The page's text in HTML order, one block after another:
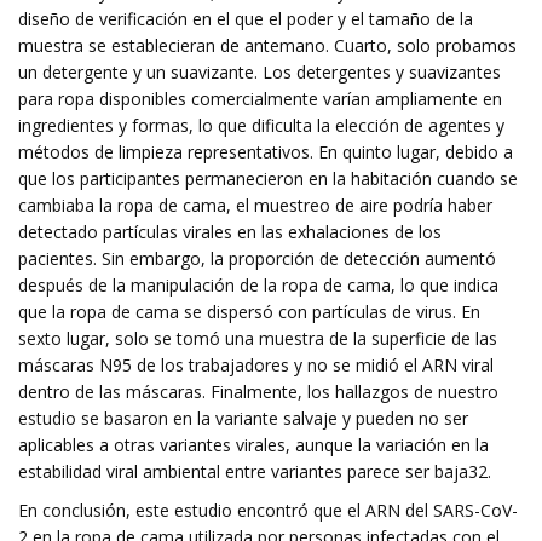
diseño de verificación en el que el poder y el tamaño de la
muestra se establecieran de antemano. Cuarto, solo probamos
un detergente y un suavizante. Los detergentes y suavizantes
para ropa disponibles comercialmente varían ampliamente en
ingredientes y formas, lo que dificulta la elección de agentes y
métodos de limpieza representativos. En quinto lugar, debido a
que los participantes permanecieron en la habitación cuando se
cambiaba la ropa de cama, el muestreo de aire podría haber
detectado partículas virales en las exhalaciones de los
pacientes. Sin embargo, la proporción de detección aumentó
después de la manipulación de la ropa de cama, lo que indica
que la ropa de cama se dispersó con partículas de virus. En
sexto lugar, solo se tomó una muestra de la superficie de las
máscaras N95 de los trabajadores y no se midió el ARN viral
dentro de las máscaras. Finalmente, los hallazgos de nuestro
estudio se basaron en la variante salvaje y pueden no ser
aplicables a otras variantes virales, aunque la variación en la
estabilidad viral ambiental entre variantes parece ser baja32.
En conclusión, este estudio encontró que el ARN del SARS-CoV-